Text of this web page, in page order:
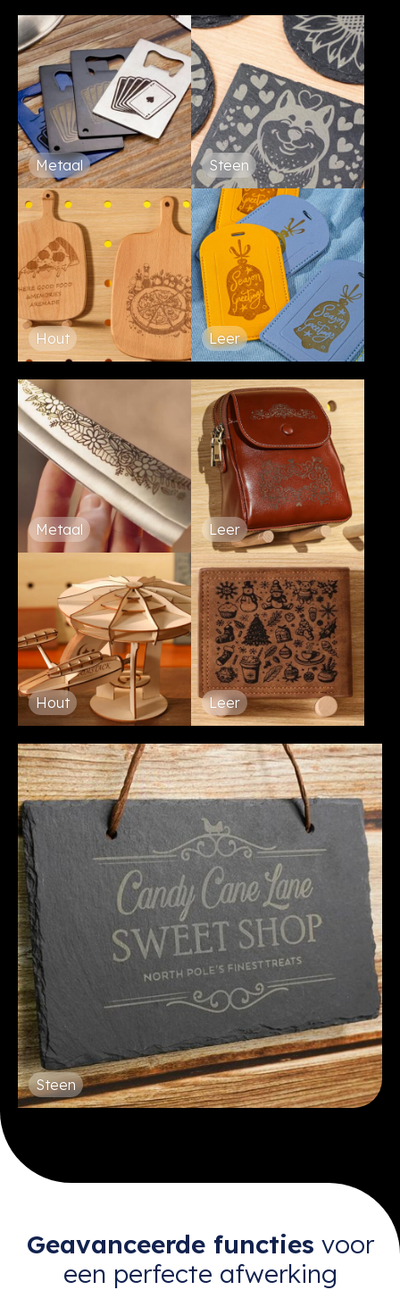
Metaal Steen
Hout Leer
Metaal Leer
Hout Leer
Steen
Geavanceerde functies voor
een perfecte afwerking